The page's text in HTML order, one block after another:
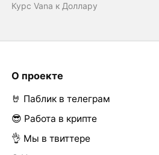
Курс Vana к Доллару
О проекте
🤘 Паблик в телеграм
😎 Работа в крипте
👌 Мы в твиттере